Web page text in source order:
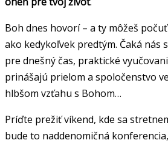
Boh dnes hovorí – a ty môžeš
ako kedykoľvek predtým. Čaká nás
pre dnešný čas, praktické
prinášajú prielom a spoločenstvo
hlbšom vzťahu s Bohom…
Príďte prežiť víkend, kde sa
bude to naddenomičná